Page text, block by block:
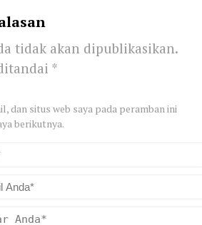
tidak akan dipublikasikan.
*
dan situs web saya pada peramban ini
berikutnya.